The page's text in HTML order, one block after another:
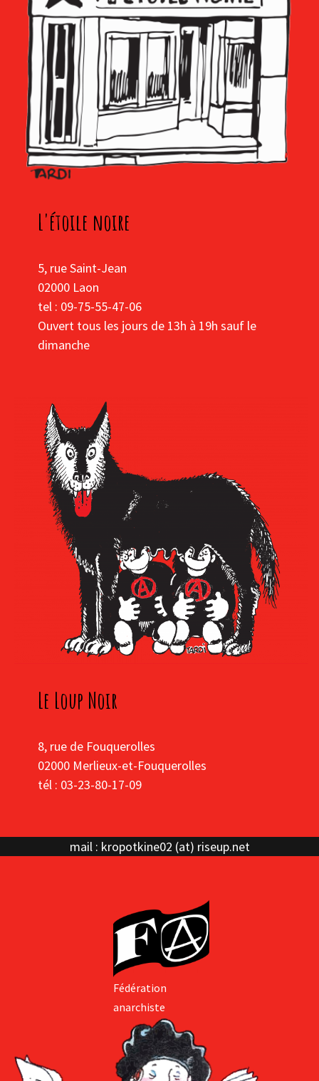
L'étoile noire
5, rue Saint-Jean
02000 Laon
tel : 09-75-55-47-06
Ouvert tous les jours de 13h à 19h sauf le
dimanche
Le Loup Noir
8, rue de Fouquerolles
02000 Merlieux-et-Fouquerolles
tél : 03-23-80-17-09
mail : kropotkine02 (at) riseup.net
Fédération
anarchiste